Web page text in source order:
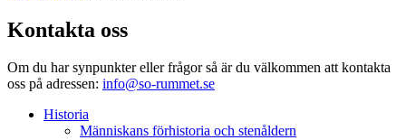
Kontakta oss
Om du har synpunkter eller frågor så är du välkommen att kontakta
oss på adressen: info@so-rummet.se
Historia
Människans förhistoria och stenåldern